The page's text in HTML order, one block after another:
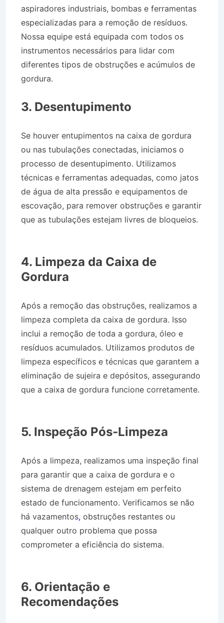
aspiradores industriais, bombas e ferramentas
especializadas para a remoção de resíduos.
Nossa equipe está equipada com todos os
instrumentos necessários para lidar com
diferentes tipos de obstruções e acúmulos de
gordura.
3. Desentupimento
Se houver entupimentos na caixa de gordura
ou nas tubulações conectadas, iniciamos o
processo de desentupimento. Utilizamos
técnicas e ferramentas adequadas, como jatos
de água de alta pressão e equipamentos de
escovação, para remover obstruções e garantir
que as tubulações estejam livres de bloqueios.
4. Limpeza da Caixa de
Gordura
Após a remoção das obstruções, realizamos a
limpeza completa da caixa de gordura. Isso
inclui a remoção de toda a gordura, óleo e
resíduos acumulados. Utilizamos produtos de
limpeza específicos e técnicas que garantem a
eliminação de sujeira e depósitos, assegurando
que a caixa de gordura funcione corretamente.
5. Inspeção Pós-Limpeza
Após a limpeza, realizamos uma inspeção final
para garantir que a caixa de gordura e o
sistema de drenagem estejam em perfeito
estado de funcionamento. Verificamos se não
há vazamentos, obstruções restantes ou
qualquer outro problema que possa
comprometer a eficiência do sistema.
6. Orientação e
Recomendações